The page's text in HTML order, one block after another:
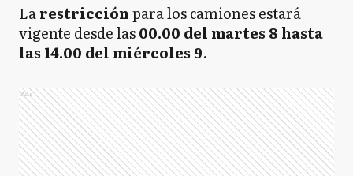
Larestricciónpara los camiones estará
vigente desde las00.00 del martes 8 hasta
las 14.00 del miércoles 9.
Ads